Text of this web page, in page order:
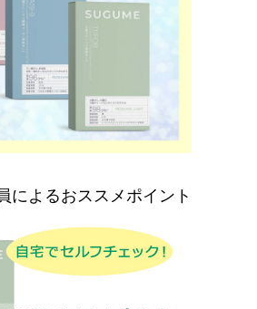
によるおススメポイント